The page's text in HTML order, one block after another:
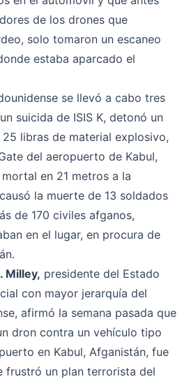
de los drones que
solo tomaron un escaneo
estaba aparcado el
se llevó a cabo tres
suicida de ISIS K, detonó un
libras de material explosivo,
del aeropuerto de Kabul,
en 21 metros a la
la muerte de 13 soldados
de 170 civiles afganos,
en el lugar, en procura de
Milley, presidente del Estado
con mayor jerarquía del
afirmó la semana pasada que
dron contra un vehículo tipo
en Kabul, Afganistán, fue
frustró un plan terrorista del